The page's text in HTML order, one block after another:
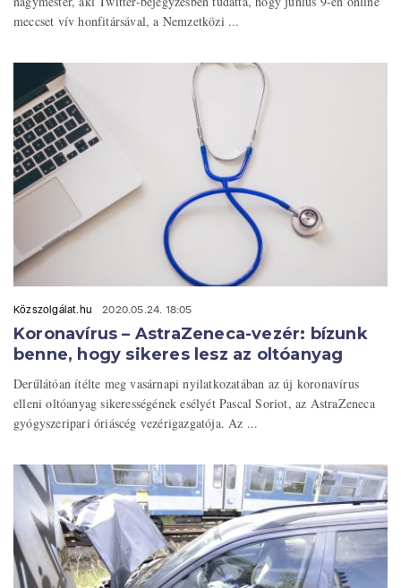
meccset vív honfitársával, a Nemzetközi ...
Közszolgálat.hu 2020.05.24. 18:05
Koronavírus – AstraZeneca-vezér: bízunk
benne, hogy sikeres lesz az oltóanyag
Derűlátóan ítélte meg vasárnapi nyilatkozatában az új koronavírus
elleni oltóanyag sikerességének esélyét Pascal Soriot, az AstraZeneca
gyógyszeripari óriáscég vezérigazgatója. Az ...